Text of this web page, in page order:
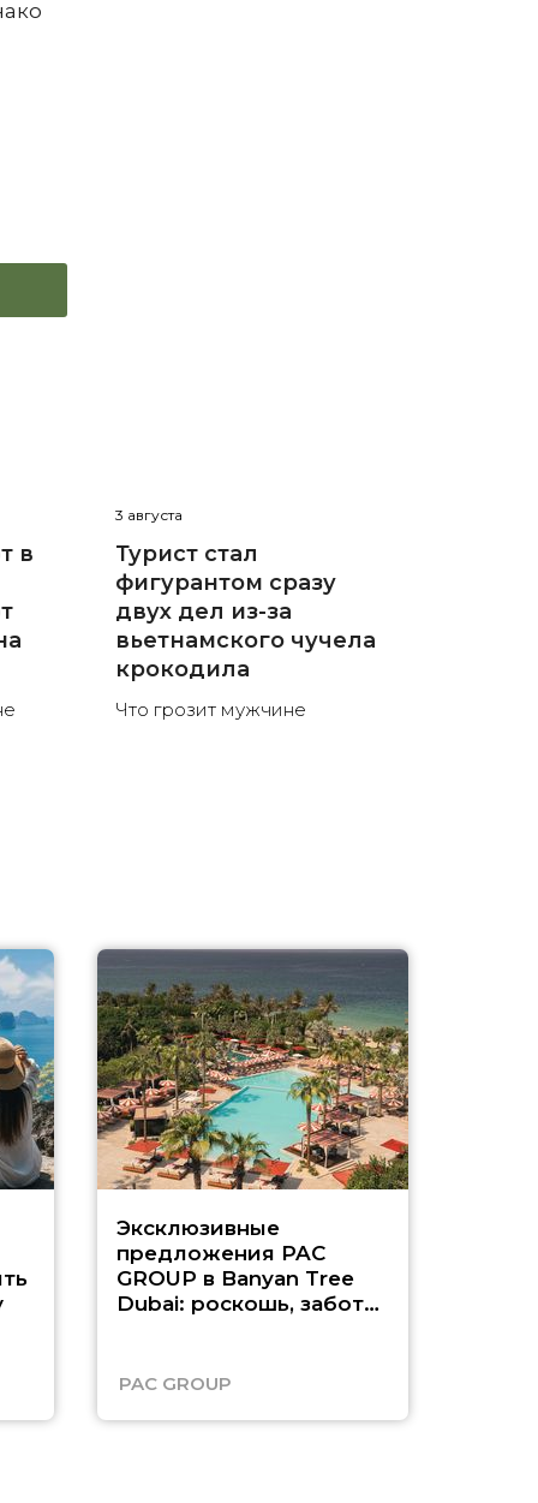
в
3 августа
Турист стал
фигурантом сразу
двух дел из-за
вьетнамского чучела
крокодила
Что грозит мужчине
Эксклюзивные
предложения PAC
GROUP в Banyan Tree
Dubai: роскошь, забота
PAC GROUP